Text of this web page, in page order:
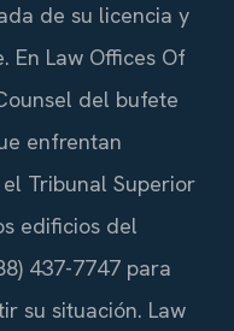
de su licencia y
En Law Offices Of
del bufete
enfrentan
Tribunal Superior
edificios del
437-7747 para
su situación. Law